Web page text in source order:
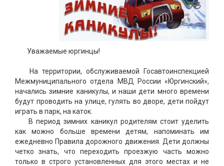
Уважаемые юргинцы!
На территории, обслуживаемой Госавтоинспекцией
Межмуниципального отдела МВД России «Юргинский»,
начались зимние каникулы, и наши дети много времени
будут проводить на улице, гулять во дворе, дети пойдут
играть в парк, на каток.
В период зимних каникул родителям стоит уделить
как можно больше времени детям, напоминать им
ежедневно Правила дорожного движения. Дети должны
четко знать, что переходить проезжую часть можно
только в строго установленных для этого местах и не